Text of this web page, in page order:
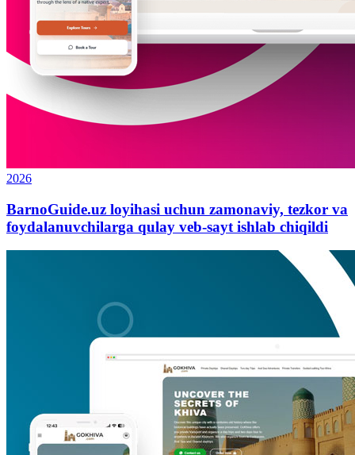
2026
BarnoGuide.uz loyihasi uchun zamonaviy, tezkor va
foydalanuvchilarga qulay veb-sayt ishlab chiqildi